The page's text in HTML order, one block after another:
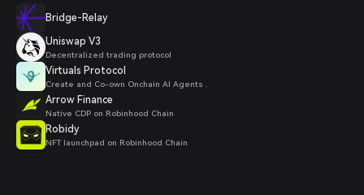
Bridge-Relay
Uniswap V3
Decentralized trading protocol
Virtuals Protocol
Create and Co-own Onchain AI Agents .
Arrow Finance
Native CDP on Robinhood Chain
Robidy
NFT launchpad on Robinhood Chain